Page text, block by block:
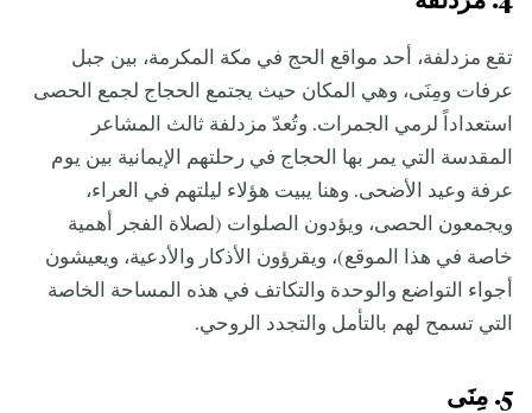
تقع مزدلفة، أحد مواقع الحج في مكة المكرمة، بين جبل
عرفات ومِنَى، وهي المكان حيث يجتمع الحجاج لجمع الحصى
استعداداً لرمي الجمرات. وتُعدّ مزدلفة ثالث المشاعر
المقدسة التي يمر بها الحجاج في رحلتهم الإيمانية بين يوم
عرفة وعيد الأضحى. وهنا يبيت هؤلاء ليلتهم في العراء،
ويجمعون الحصى، ويؤدون الصلوات (لصلاة الفجر أهمية
خاصة في هذا الموقع)، ويقرؤون الأذكار والأدعية، ويعيشون
أجواء التواضع والوحدة والتكاتف في هذه المساحة الخاصة
التي تسمح لهم بالتأمل والتجدد الروحي.
5. مِنَى